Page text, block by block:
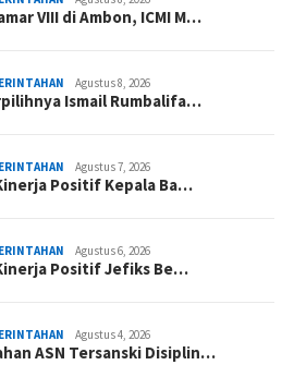
VIII di Ambon, ICMI M…
Agustus 8, 2026
Ismail Rumbalifa…
Agustus 7, 2026
Positif Kepala Ba…
Agustus 6, 2026
Positif Jefiks Be…
Agustus 4, 2026
ASN Tersanski Disiplin…